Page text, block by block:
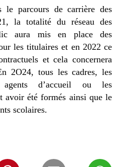
le parcours de carrière des
la totalité du réseau des
aura mis en place des
les titulaires et en 2022 ce
et cela concernera
2O24, tous les cadres, les
d’accueil ou les
avoir été formés ainsi que le
scolaires.